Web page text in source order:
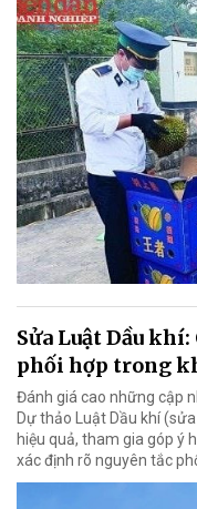
Sửa Luật Dầu
phối hợp trong
Đánh giá cao những cập
Dự thảo Luật Dầu khí
hiệu quả, tham gia góp ý
xác định rõ nguyên tắc